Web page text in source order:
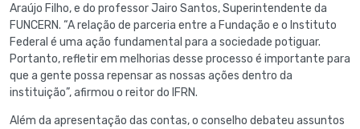
Araújo Filho, e do professor Jairo Santos, Superintendente da
FUNCERN. “A relação de parceria entre a Fundação e o Instituto
Federal é uma ação fundamental para a sociedade potiguar.
Portanto, refletir em melhorias desse processo é importante para
que a gente possa repensar as nossas ações dentro da
instituição”, afirmou o reitor do IFRN.
Além da apresentação das contas, o conselho debateu assuntos